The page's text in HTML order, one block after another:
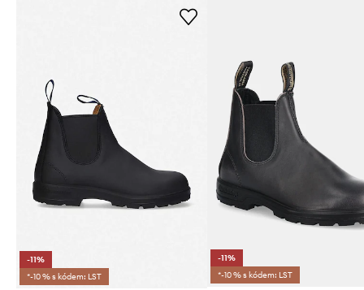
-11%
*-10 % s kódem: LST
-11%
*-10 % s kódem: LST